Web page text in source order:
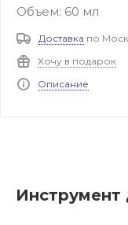
Объем: 60 мл
Доставка по
Хочу в подарок
Описание
Инструмент